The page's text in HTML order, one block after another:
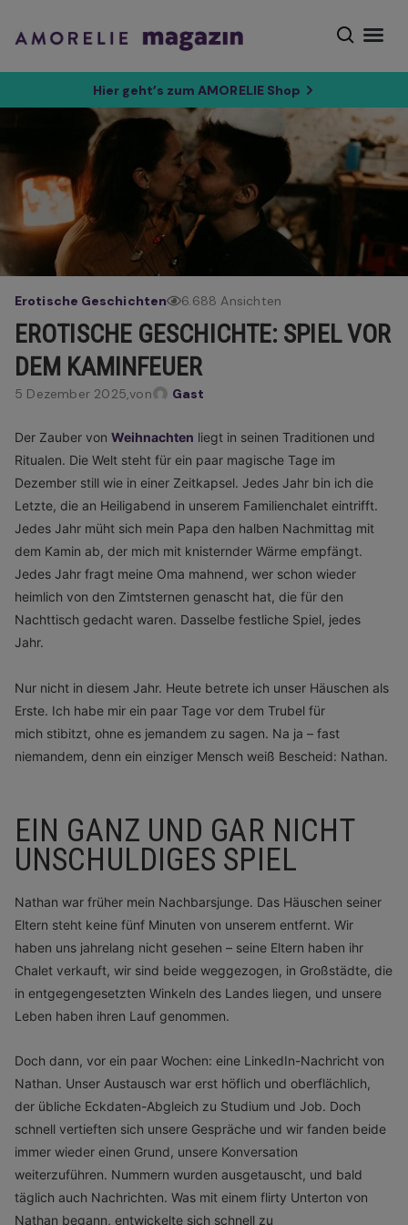
Hier geht’s zum AMORELIE Shop
Erotische Geschichten 6.688 Ansichten
EROTISCHE GESCHICHTE: SPIEL VOR
DEM KAMINFEUER
5 Dezember 2025,von Gast
Der Zauber von Weihnachten liegt in seinen Traditionen und
Ritualen. Die Welt steht für ein paar magische Tage im
Dezember still wie in einer Zeitkapsel. Jedes Jahr bin ich die
Letzte, die an Heiligabend in unserem Familienchalet eintrifft.
Jedes Jahr müht sich mein Papa den halben Nachmittag mit
dem Kamin ab, der mich mit knisternder Wärme empfängt.
Jedes Jahr fragt meine Oma mahnend, wer schon wieder
heimlich von den Zimtsternen genascht hat, die für den
Nachttisch gedacht waren. Dasselbe festliche Spiel, jedes
Jahr.
Nur nicht in diesem Jahr. Heute betrete ich unser Häuschen als
Erste. Ich habe mir ein paar Tage vor dem Trubel für
mich stibitzt, ohne es jemandem zu sagen. Na ja – fast
niemandem, denn ein einziger Mensch weiß Bescheid: Nathan.
EIN GANZ UND GAR NICHT
UNSCHULDIGES SPIEL
Nathan war früher mein Nachbarsjunge. Das Häuschen seiner
Eltern steht keine fünf Minuten von unserem entfernt. Wir
haben uns jahrelang nicht gesehen – seine Eltern haben ihr
Chalet verkauft, wir sind beide weggezogen, in Großstädte, die
in entgegengesetzten Winkeln des Landes liegen, und unsere
Leben haben ihren Lauf genommen.
Doch dann, vor ein paar Wochen: eine LinkedIn-Nachricht von
Nathan. Unser Austausch war erst höflich und oberflächlich,
der übliche Eckdaten-Abgleich zu Studium und Job. Doch
schnell vertieften sich unsere Gespräche und wir fanden beide
immer wieder einen Grund, unsere Konversation
weiterzuführen. Nummern wurden ausgetauscht, und bald
täglich auch Nachrichten. Was mit einem flirty Unterton von
Nathan begann, entwickelte sich schnell zu